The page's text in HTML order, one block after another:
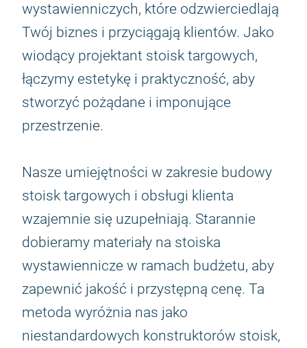
wystawienniczych, które odzwierciedlają
Twój biznes i przyciągają klientów. Jako
wiodący projektant stoisk targowych,
łączymy estetykę i praktyczność, aby
stworzyć pożądane i imponujące
przestrzenie.
Nasze umiejętności w zakresie budowy
stoisk targowych i obsługi klienta
wzajemnie się uzupełniają. Starannie
dobieramy materiały na stoiska
wystawiennicze w ramach budżetu, aby
zapewnić jakość i przystępną cenę. Ta
metoda wyróżnia nas jako
niestandardowych konstruktorów stoisk,